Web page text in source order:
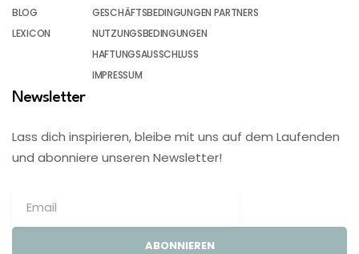
BLOG
LEXICON
GESCHÄFTSBEDINGUNGEN PARTNERS
NUTZUNGSBEDINGUNGEN
HAFTUNGSAUSSCHLUSS
IMPRESSUM
Newsletter
Lass dich inspirieren, bleibe mit uns auf dem Laufenden
und abonniere unseren Newsletter!
ABONNIEREN